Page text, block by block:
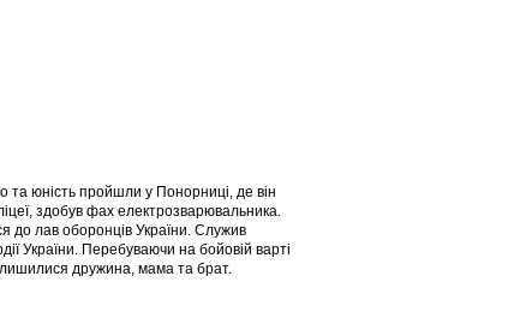
та юність пройшли у Понорниці, де він
здобув фах електрозварювальника.
до лав оборонців України. Служив
України. Перебуваючи на бойовій варті
дружина, мама та брат.